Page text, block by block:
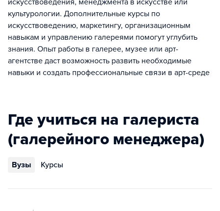
искусствоведения, менеджмента в искусстве или
культурологии. Дополнительные курсы по
искусствоведению, маркетингу, организационным
навыкам и управлению галереями помогут углубить
знания. Опыт работы в галерее, музее или арт-
агентстве даст возможность развить необходимые
навыки и создать профессиональные связи в арт-среде
Где учиться на галериста
(галерейного менеджера)
Вузы Курсы